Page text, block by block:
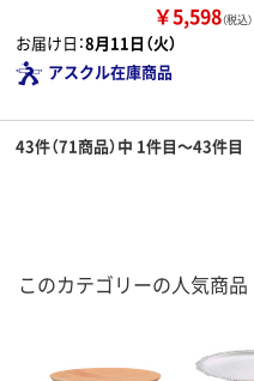
￥5,598（税込）
お届け日：8月11日（火）
アスクル在庫商品
43件（71商品）中 1件目～43件目
このカテゴリーの人気商品